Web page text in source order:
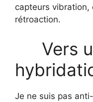
capteurs
rétroaction.
Vers
Je ne suis pas